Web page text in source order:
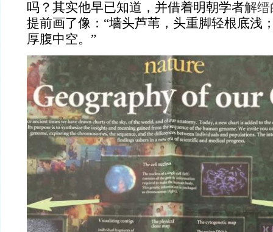
吗？其实他早已知道，并借着明朝学者解缙
提前画了像：“墙头芦苇，头重脚轻根底浅
厚腹中空。”